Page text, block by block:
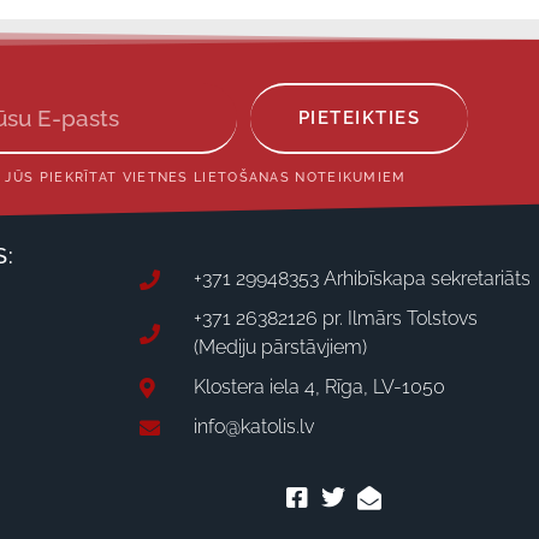
PIETEIKTIES
PIEKRĪTAT VIETNES LIETOŠANAS NOTEIKUMIEM
+371 29948353 Arhibīskapa sekretariāts
+371 26382126 pr. Ilmārs Tolstovs
(Mediju pārstāvjiem)
Klostera iela 4, Rīga, LV-1050
info@katolis.lv